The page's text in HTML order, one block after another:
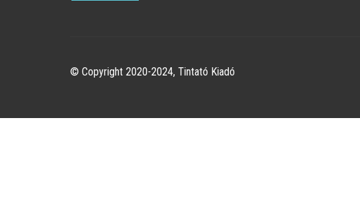
© Copyright 2020-2024, Tintató Kiadó